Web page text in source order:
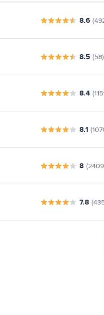
8.6
8.5 (58)
8.4
8.1
8
7.8